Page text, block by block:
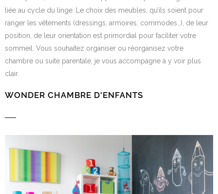
liée au cycle du linge. Le choix des meubles, qu’ils soient pour
ranger les vêtements (dressings, armoires, commodes…), de leur
position, de leur orientation est primordial pour faciliter votre
sommeil. Vous souhaitez organiser ou réorganisez votre
chambre ou suite parentale, je vous accompagne à y voir plus
clair.
WONDER CHAMBRE D'ENFANTS